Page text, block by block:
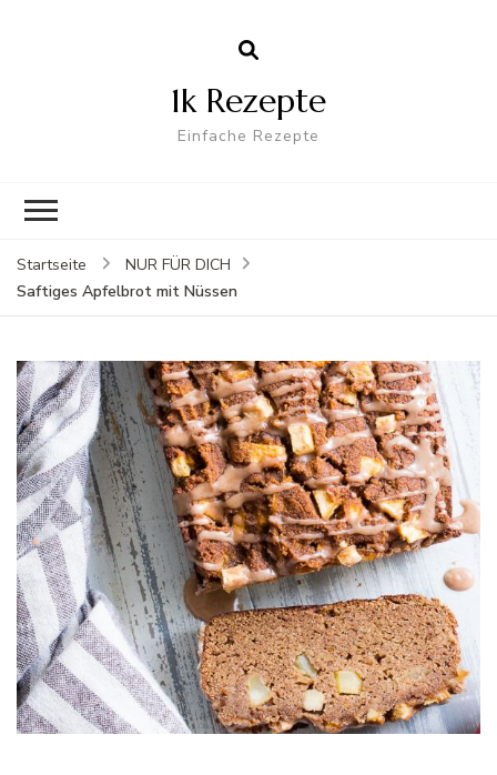
1k Rezepte
Einfache Rezepte
Startseite
NUR FÜR DICH
Saftiges Apfelbrot mit Nüssen